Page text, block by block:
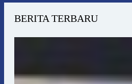
BERITA TERBARU